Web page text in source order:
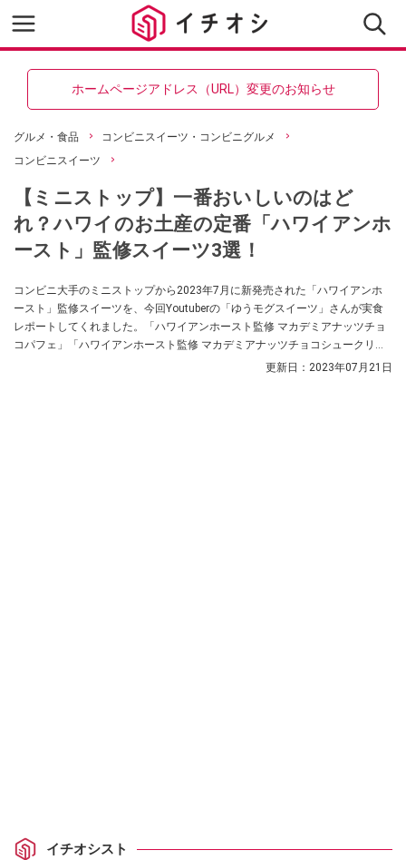
ホームページアドレス（URL）変更のお知らせ
グルメ・食品
コンビニスイーツ・コンビニグルメ
コンビニスイーツ
【ミニストップ】一番おいしいのはど
れ？ハワイのお土産の定番「ハワイアンホ
ースト」監修スイーツ3選！
コンビニ大手のミニストップから2023年7月に新発売された「ハワイアンホ
ースト」監修スイーツを、今回Youtuberの「ゆうモグスイーツ」さんが実食
レポートしてくれました。「ハワイアンホースト監修 マカデミアナッツチョ
コパフェ」「ハワイアンホースト監修 マカデミアナッツチョコシュークリー
ム」「ハワイアンホースト監修 マカデミアナッツチョコプリン」の3種につい
更新日： 2023年07月21日
イチオシスト